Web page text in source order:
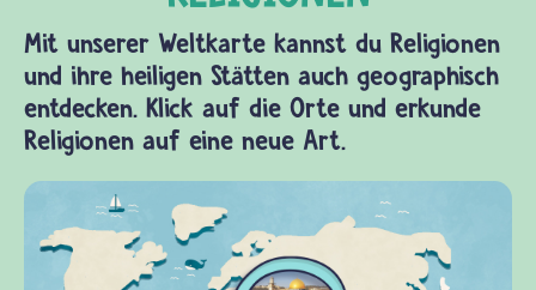
Mit unserer Weltkarte kannst du Religionen
und ihre heiligen Stätten auch geographisch
entdecken. Klick auf die Orte und erkunde
Religionen auf eine neue Art.